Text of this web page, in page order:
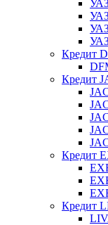
Кредит
Кредит
Кредит
Кредит